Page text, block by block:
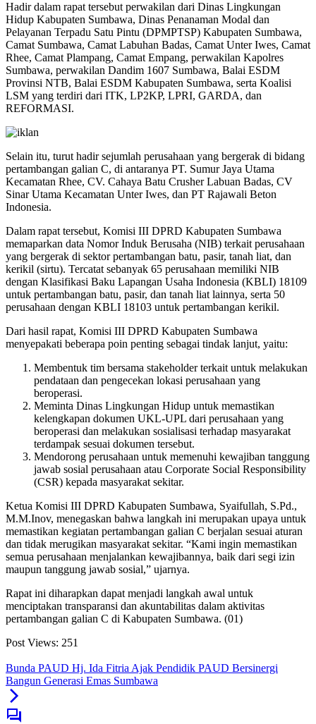
Hadir dalam rapat tersebut perwakilan dari Dinas Lingkungan
Hidup Kabupaten Sumbawa, Dinas Penanaman Modal dan
Pelayanan Terpadu Satu Pintu (DPMPTSP) Kabupaten Sumbawa,
Camat Sumbawa, Camat Labuhan Badas, Camat Unter Iwes, Camat
Rhee, Camat Plampang, Camat Empang, perwakilan Kapolres
Sumbawa, perwakilan Dandim 1607 Sumbawa, Balai ESDM
Provinsi NTB, Balai ESDM Kabupaten Sumbawa, serta Koalisi
LSM yang terdiri dari ITK, LP2KP, LPRI, GARDA, dan
REFORMASI.
Selain itu, turut hadir sejumlah perusahaan yang bergerak di bidang
pertambangan galian C, di antaranya PT. Sumur Jaya Utama
Kecamatan Rhee, CV. Cahaya Batu Crusher Labuan Badas, CV
Sinar Utama Kecamatan Unter Iwes, dan PT Rajawali Beton
Indonesia.
Dalam rapat tersebut, Komisi III DPRD Kabupaten Sumbawa
memaparkan data Nomor Induk Berusaha (NIB) terkait perusahaan
yang bergerak di sektor pertambangan batu, pasir, tanah liat, dan
kerikil (sirtu). Tercatat sebanyak 65 perusahaan memiliki NIB
dengan Klasifikasi Baku Lapangan Usaha Indonesia (KBLI) 18109
untuk pertambangan batu, pasir, dan tanah liat lainnya, serta 50
perusahaan dengan KBLI 18103 untuk pertambangan kerikil.
Dari hasil rapat, Komisi III DPRD Kabupaten Sumbawa
menyepakati beberapa poin penting sebagai tindak lanjut, yaitu:
Membentuk tim bersama stakeholder terkait untuk melakukan
pendataan dan pengecekan lokasi perusahaan yang
beroperasi.
Meminta Dinas Lingkungan Hidup untuk memastikan
kelengkapan dokumen UKL-UPL dari perusahaan yang
beroperasi dan melakukan sosialisasi terhadap masyarakat
terdampak sesuai dokumen tersebut.
Mendorong perusahaan untuk memenuhi kewajiban tanggung
jawab sosial perusahaan atau Corporate Social Responsibility
(CSR) kepada masyarakat sekitar.
Ketua Komisi III DPRD Kabupaten Sumbawa, Syaifullah, S.Pd.,
M.M.Inov, menegaskan bahwa langkah ini merupakan upaya untuk
memastikan kegiatan pertambangan galian C berjalan sesuai aturan
dan tidak merugikan masyarakat sekitar. “Kami ingin memastikan
semua perusahaan menjalankan kewajibannya, baik dari segi izin
maupun tanggung jawab sosial,” ujarnya.
Rapat ini diharapkan dapat menjadi langkah awal untuk
menciptakan transparansi dan akuntabilitas dalam aktivitas
pertambangan galian C di Kabupaten Sumbawa. (01)
Post Views: 251
Bunda PAUD Hj. Ida Fitria Ajak Pendidik PAUD Bersinergi
Bangun Generasi Emas Sumbawa